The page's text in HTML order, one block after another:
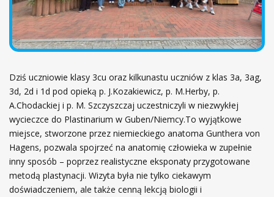
Dziś uczniowie klasy 3cu oraz kilkunastu uczniów z klas 3a, 3ag,
3d, 2d i 1d pod opieką p. J.Kozakiewicz, p. M.Herby, p.
A.Chodackiej i p. M. Szczyszczaj uczestniczyli w niezwykłej
wycieczce do Plastinarium w Guben/Niemcy.To wyjątkowe
miejsce, stworzone przez niemieckiego anatoma Gunthera von
Hagens, pozwala spojrzeć na anatomię człowieka w zupełnie
inny sposób – poprzez realistyczne eksponaty przygotowane
metodą plastynacji. Wizyta była nie tylko ciekawym
doświadczeniem, ale także cenną lekcją biologii i